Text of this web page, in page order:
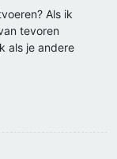
Als ik
tevoren
als je andere